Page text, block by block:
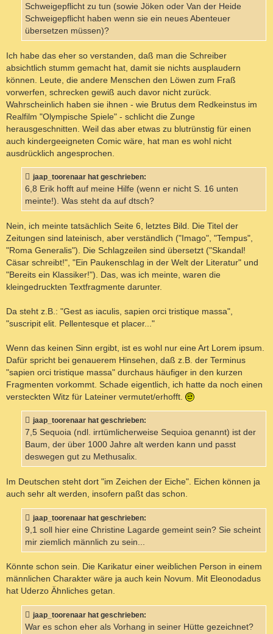
Schweigepflicht zu tun (sowie Jöken oder Van der Heide
Schweigepflicht haben wenn sie ein neues Abenteuer
übersetzen müssen)?
Ich habe das eher so verstanden, daß man die Schreiber
absichtlich stumm gemacht hat, damit sie nichts ausplaudern
können. Leute, die andere Menschen den Löwen zum Fraß
vorwerfen, schrecken gewiß auch davor nicht zurück.
Wahrscheinlich haben sie ihnen - wie Brutus dem Redkeinstus im
Realfilm "Olympische Spiele" - schlicht die Zunge
herausgeschnitten. Weil das aber etwas zu blutrünstig für einen
auch kindergeeigneten Comic wäre, hat man es wohl nicht
ausdrücklich angesprochen.
jaap_toorenaar hat geschrieben:
6,8 Erik hofft auf meine Hilfe (wenn er nicht S. 16 unten
meinte!). Was steht da auf dtsch?
Nein, ich meinte tatsächlich Seite 6, letztes Bild. Die Titel der
Zeitungen sind lateinisch, aber verständlich ("Imago", "Tempus",
"Roma Generalis"). Die Schlagzeilen sind übersetzt ("Skandal!
Cäsar schreibt!", "Ein Paukenschlag in der Welt der Literatur" und
"Bereits ein Klassiker!"). Das, was ich meinte, waren die
kleingedruckten Textfragmente darunter.
Da steht z.B.: "Gest as iaculis, sapien orci tristique massa",
"suscripit elit. Pellentesque et placer..."
Wenn das keinen Sinn ergibt, ist es wohl nur eine Art Lorem ipsum.
Dafür spricht bei genauerem Hinsehen, daß z.B. der Terminus
"sapien orci tristique massa" durchaus häufiger in den kurzen
Fragmenten vorkommt. Schade eigentlich, ich hatte da noch einen
versteckten Witz für Lateiner vermutet/erhofft.
jaap_toorenaar hat geschrieben:
7,5 Sequoia (ndl. irrtümlicherweise Sequioa genannt) ist der
Baum, der über 1000 Jahre alt werden kann und passt
deswegen gut zu Methusalix.
Im Deutschen steht dort "im Zeichen der Eiche". Eichen können ja
auch sehr alt werden, insofern paßt das schon.
jaap_toorenaar hat geschrieben:
9,1 soll hier eine Christine Lagarde gemeint sein? Sie scheint
mir ziemlich männlich zu sein...
Könnte schon sein. Die Karikatur einer weiblichen Person in einem
männlichen Charakter wäre ja auch kein Novum. Mit Eleonodadus
hat Uderzo Ähnliches getan.
jaap_toorenaar hat geschrieben:
War es schon eher als Vorhang in seiner Hütte gezeichnet?